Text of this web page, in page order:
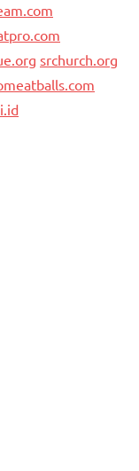
srchurch.org